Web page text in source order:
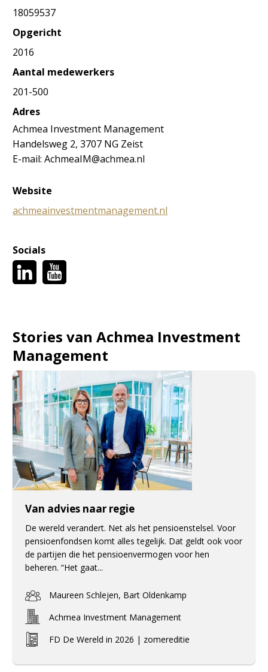
18059537
Opgericht
2016
Aantal medewerkers
201-500
Adres
Achmea Investment Management
Handelsweg 2, 3707 NG Zeist
E-mail: AchmeaIM@achmea.nl
Website
achmeainvestmentmanagement.nl
Socials
Stories van Achmea Investment
Management
Van advies naar regie
De wereld verandert. Net als het pensioenstelsel. Voor
pensioenfondsen komt alles tegelijk. Dat geldt ook voor
de partijen die het pensioenvermogen voor hen
beheren. “Het gaat...
Maureen Schlejen, Bart Oldenkamp
Achmea Investment Management
FD De Wereld in 2026 | zomereditie